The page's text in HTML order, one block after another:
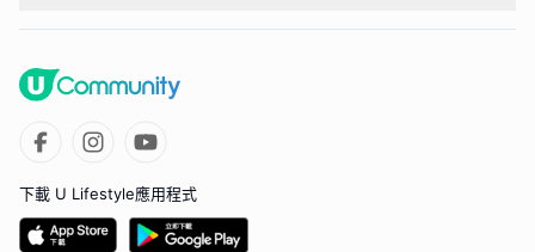
下載 U Lifestyle應用程式